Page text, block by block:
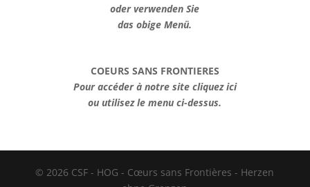
oder verwenden Sie
das obige Menü.
COEURS SANS FRONTIERES
Pour accéder à notre site cliquez ici
ou utilisez le menu ci-dessus.
© 2026 CSF - HOG - Cœurs sans Frontières - Herzen